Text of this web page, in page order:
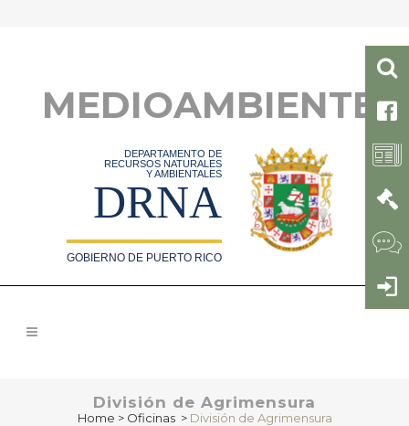
MEDIOAMBIENTE
DEPARTAMENTO DE
RECURSOS NATURALES
Y AMBIENTALES
DRNA
GOBIERNO DE PUERTO RICO
División de Agrimensura
Home > Oficinas > División de Agrimensura